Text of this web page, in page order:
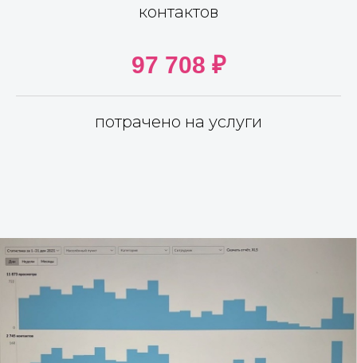
контактов
97 708 ₽
потрачено на услуги